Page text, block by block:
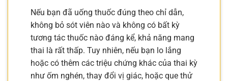
Nếu bạn đã uống thuốc đúng theo chỉ dẫn,
không bỏ sót viên nào và không có bất kỳ
tương tác thuốc nào đáng kể, khả năng mang
thai là rất thấp. Tuy nhiên, nếu bạn lo lắng
hoặc có thêm các triệu chứng khác của thai kỳ
như ốm nghén, thay đổi vị giác, hoặc que thử